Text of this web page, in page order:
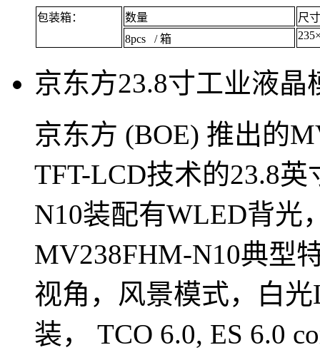
包装箱： 数量
尺
8pcs / 箱
京东方23.8寸工业液晶
京东方 (BOE) 推出的
TFT-LCD技术的23.8
N10装配有WLED背光
MV238FHM-N10典型
视角，风景模式，白
装， TCO 6.0, ES 6.0